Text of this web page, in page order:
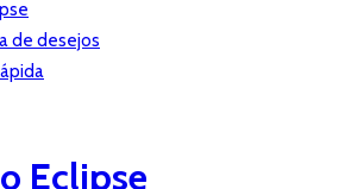
de desejos
Eclipse